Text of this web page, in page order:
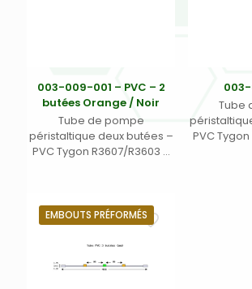
003-009-001 – PVC – 2
butées Orange / Noir
Tube de pompe
péristaltique deux butées –
PVC Tygon R3607/R3603 –
Tube
PVC
EMBOUTS PRÉFORMÉS